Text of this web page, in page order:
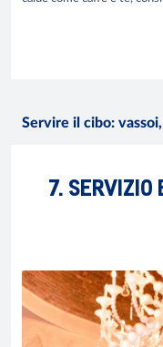
Servire il cibo:
7. SERVIZIO